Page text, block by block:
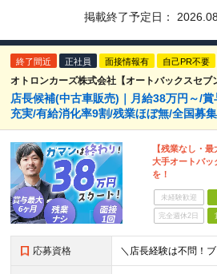
掲載終了予定日：
終了間近 正社員 面接情報有 自己PR不要
オトロンカーズ株式会社【オートバックスセブ
店長候補(中古車販売)｜月給38万円～/
充実/有給消化率9割/残業ほぼ無/全国募集
【残業なし・
大手オートバッ
を！
未経験歓迎
完全週休2日
応募資格